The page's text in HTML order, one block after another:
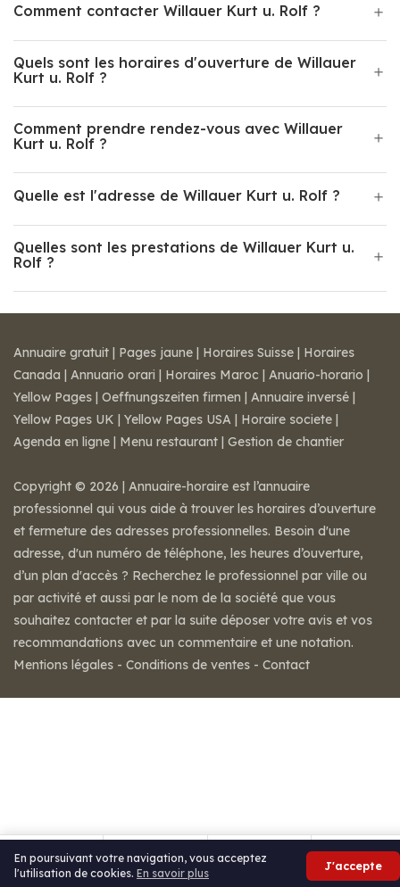
Appeler Itinéraire Avis
Comment contacter Willauer Kurt u. Rolf ?
Quels sont les horaires d'ouverture de Willauer
Kurt u. Rolf ?
Comment prendre rendez-vous avec Willauer
Kurt u. Rolf ?
Quelle est l'adresse de Willauer Kurt u. Rolf ?
Quelles sont les prestations de Willauer Kurt u.
Rolf ?
En poursuivant votre navigation, vous acceptez
l'utilisation de cookies. En savoir plus
J'accepte
Annuaire gratuit | Pages jaune | Horaires Suisse | Horaires
Canada | Annuario orari | Horaires Maroc | Anuario-horario |
Yellow Pages | Oeffnungszeiten firmen | Annuaire inversé |
Yellow Pages UK | Yellow Pages USA | Horaire societe |
Agenda en ligne | Menu restaurant | Gestion de chantier
Copyright © 2026 | Annuaire-horaire est l’annuaire
professionnel qui vous aide à trouver les horaires d’ouverture
et fermeture des adresses professionnelles. Besoin d'une
adresse, d'un numéro de téléphone, les heures d’ouverture,
d’un plan d'accès ? Recherchez le professionnel par ville ou
par activité et aussi par le nom de la société que vous
souhaitez contacter et par la suite déposer votre avis et vos
recommandations avec un commentaire et une notation.
Mentions légales - Conditions de ventes - Contact